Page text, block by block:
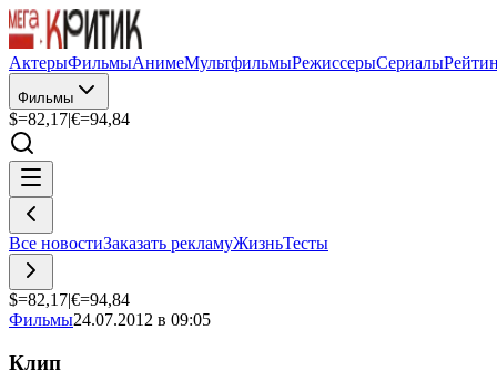
АктерыФильмыАнимеМультфильмыРежиссерыСериалы
Фильмы
$=82,17|€=94,84
Все новостиЗаказать рекламуЖизньТесты
$=82,17|€=94,84
Фильмы24.07.2012 в 09:05
Клип